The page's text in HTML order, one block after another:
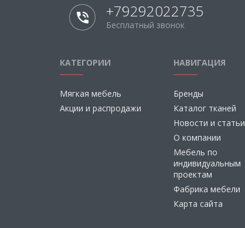
+79292022735
Бесплатный звонок
КАТЕГОРИИ
Мягкая мебель
Акции и распродажи
НАВИГАЦИЯ
Бренды
Каталог тканей
Новости и статьи
О компании
Мебель по
индивидуальным
проектам
Фабрика мебели
Карта сайта